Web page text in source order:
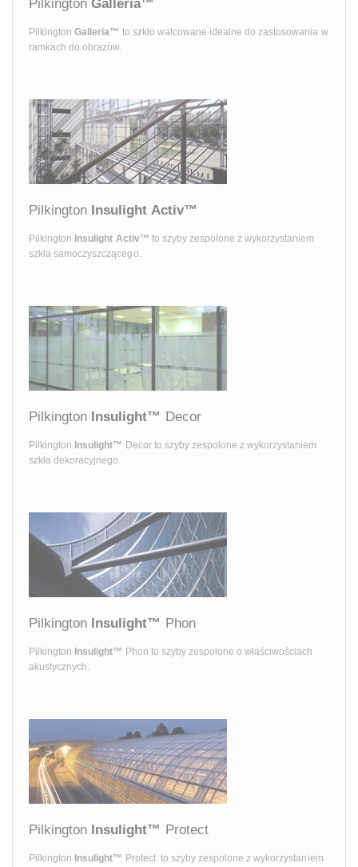
Pilkington Galleria™
PilkingtonGalleria™ to szkło walcowane idealne do zastosowania w
ramkach do obrazów.
Pilkington Insulight Activ™
Pilkington Insulight Activ™ to szyby zespolone z wykorzystaniem
szkła samoczyszczącego.
Pilkington Insulight™ Decor
Pilkington Insulight™ Decor to szyby zespolone z wykorzystaniem
szkła dekoracyjnego.
Pilkington Insulight™ Phon
Pilkington Insulight™ Phon to szyby zespolone o właściwościach
akustycznych.
Pilkington Insulight™ Protect
Pilkington Insulight™ Protect to szyby zespolone z wykorzystaniem